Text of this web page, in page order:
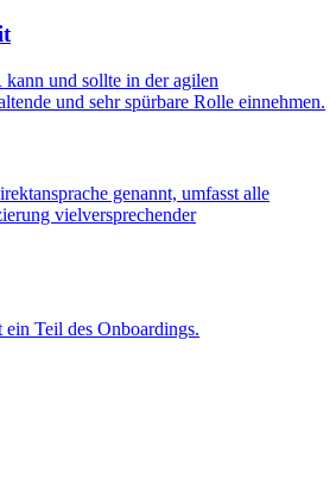
und sollte in der agilen
und sehr spürbare Rolle einnehmen.
genannt, umfasst alle
vielversprechender
Teil des Onboardings.